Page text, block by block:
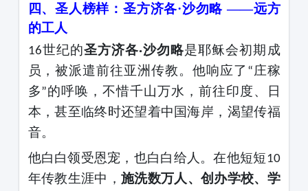
四、圣人榜样：圣方济各·沙勿略 ——远方
的工人
16世纪的圣方济各·沙勿略是耶稣会初期成
员，被派遣前往亚洲传教。他响应了 “庄稼
多”的呼唤，不惜千山万水，前往印度、日
本，甚至临终时还望着中国海岸，渴望传福
音。
他白白领受恩宠，也白白给人。在他短短10
年传教生涯中， 施洗数万人、创办学校、学